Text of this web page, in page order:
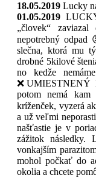
18.05.2019 Lucky
01.05.2019
„človek“
nepotrebný odpad
slečna, ktorá mu
drobné 5kilové
no kedže
potom nemá
kríženček, vyzerá
a už veľmi
našťastie je v
zážitok následky.
vonkajším
mohol počkať do
okolia a chcete